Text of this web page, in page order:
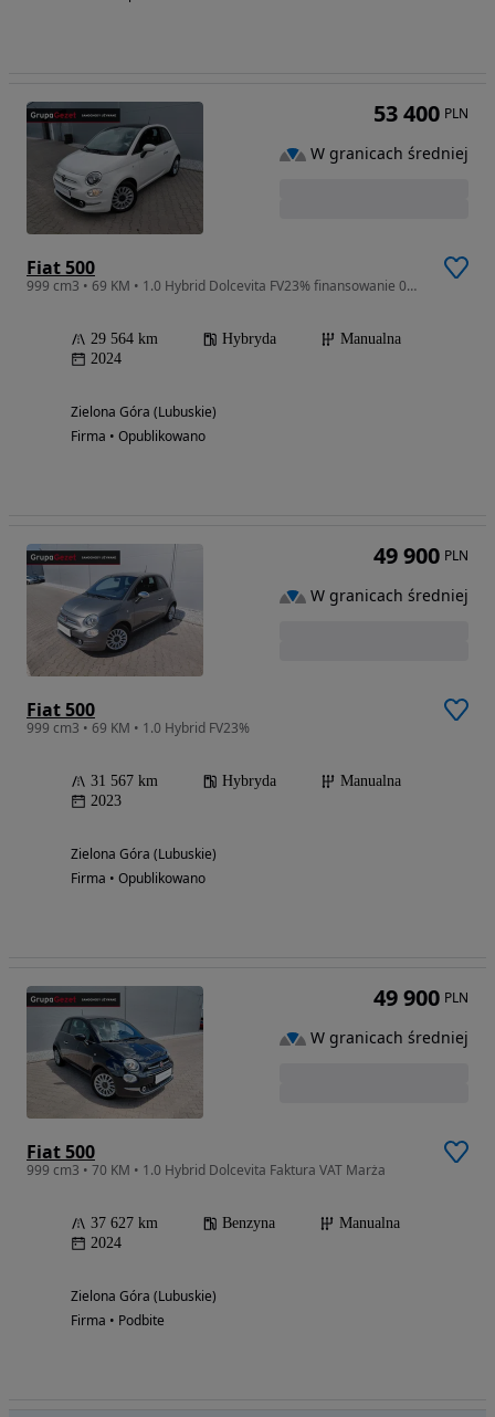
Fiat 500
999 cm3 • 69 KM • 1.0 Hybrid Dolcevita FV23% finansowanie 0% gwarancja
29 564 km Hybryda
Manualna
2024
Zielona Góra (Lubuskie)
Firma • Opublikowano
53 400 PLN
W granicach średniej
Fiat 500
999 cm3 • 69 KM • 1.0 Hybrid FV23%
31 567 km Hybryda
Manualna
2023
Zielona Góra (Lubuskie)
Firma • Opublikowano
49 900 PLN
W granicach średniej
Fiat 500
999 cm3 • 70 KM • 1.0 Hybrid Dolcevita Faktura VAT Marża
37 627 km Benzyna
Manualna
2024
Zielona Góra (Lubuskie)
Firma • Podbite
49 900 PLN
W granicach średniej